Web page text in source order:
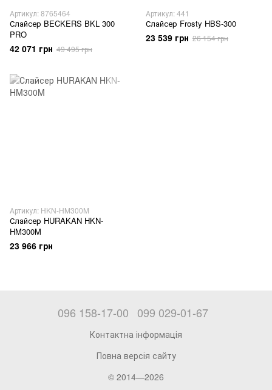
Артикул: 8765464
Слайсер BECKERS BKL 300
PRO
42 071 грн 49 495 грн
Артикул: 441
Слайсер Frosty HBS-300
23 539 грн 26 154 грн
Артикул: HKN-HM300M
Слайсер HURAKAN HKN-
HM300M
23 966 грн
096 158-17-00 099 029-01-67
Контактна інформація
Повна версія сайту
© 2014—2026